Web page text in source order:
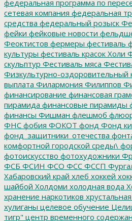
федеральная программа по
сетевая компания федеральная
средства федеральный розыск
фейки фейковые новости
Феоктистов фермеры фестиваль
культуры фестиваль красок Холи
скульптур Фестиваль мяса
Физкультурно-оздоровительный
выплата Филармония Филиппов
финансирование финансовая
пирамида финансовые пирамиды
финансы Фишман флешмоб
ФНС фобия ФОКОТ фонд Фонд
фонд_защитники_отечества
комфортной городской среды\
фотоискусство фотохудожники
ФСБ ФСИН ФСО ФСС ФССП
Хабаровский край хлеб хоккей
шайбой Холдоми холодная вода
хранение наркотиков
хулиганы целевое обучение
тигр" центр временного